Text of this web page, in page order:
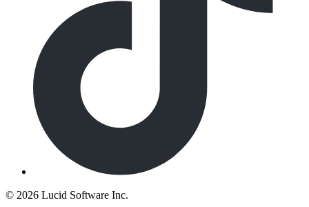
© 2026 Lucid Software Inc.